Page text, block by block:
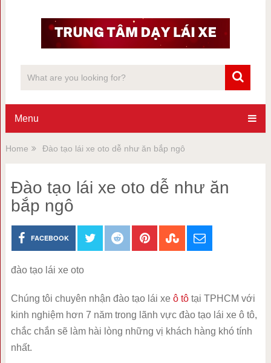
Menu
Home Đào tạo lái xe oto dễ như ăn bắp ngô
Đào tạo lái xe oto dễ như ăn
bắp ngô
FACEBOOK
đào tạo lái xe oto
Chúng tôi chuyên nhận đào tạo lái xe ô tôtại TPHCM với
kinh nghiệm hơn 7 năm trong lãnh vực đào tạo lái xe ô tô,
chắc chắn sẽ làm hài lòng những vị khách hàng khó tính
nhất.